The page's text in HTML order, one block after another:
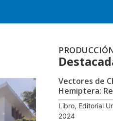
Vectores de
Hemiptera:
Libro, Editorial
2024